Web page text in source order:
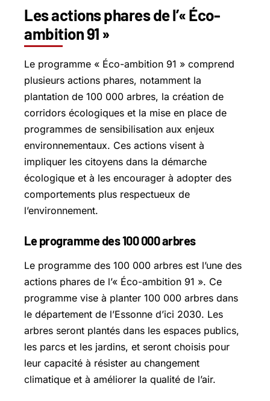
Les actions phares de l’« Éco-
ambition 91 »
Le programme « Éco-ambition 91 » comprend
plusieurs actions phares, notamment la
plantation de 100 000 arbres, la création de
corridors écologiques et la mise en place de
programmes de sensibilisation aux enjeux
environnementaux. Ces actions visent à
impliquer les citoyens dans la démarche
écologique et à les encourager à adopter des
comportements plus respectueux de
l’environnement.
Le programme des 100 000 arbres
Le programme des 100 000 arbres est l’une des
actions phares de l’« Éco-ambition 91 ». Ce
programme vise à planter 100 000 arbres dans
le département de l’Essonne d’ici 2030. Les
arbres seront plantés dans les espaces publics,
les parcs et les jardins, et seront choisis pour
leur capacité à résister au changement
climatique et à améliorer la qualité de l’air.